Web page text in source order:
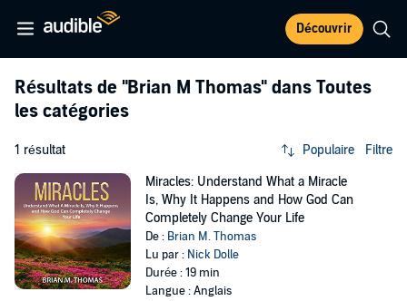
Découvrir
Résultats de "Brian M Thomas" dans Toutes
les catégories
1 résultat Populaire Filtre
Miracles: Understand What a Miracle
Is, Why It Happens and How God Can
Completely Change Your Life
De : Brian M. Thomas
Lu par : Nick Dolle
Durée : 19 min
Langue : Anglais